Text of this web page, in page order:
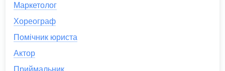
Маркетолог
Хореограф
Помічник юриста
Актор
Приймальник